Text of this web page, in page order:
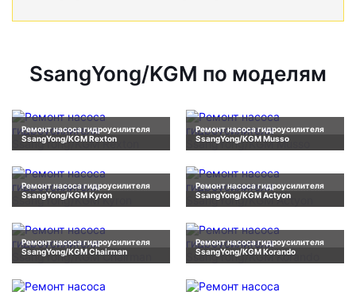
SsangYong/KGM по моделям
Ремонт насоса гидроусилителя
SsangYong/KGM Rexton
Ремонт насоса гидроусилителя
SsangYong/KGM Musso
Ремонт насоса гидроусилителя
SsangYong/KGM Kyron
Ремонт насоса гидроусилителя
SsangYong/KGM Actyon
Ремонт насоса гидроусилителя
SsangYong/KGM Chairman
Ремонт насоса гидроусилителя
SsangYong/KGM Korando